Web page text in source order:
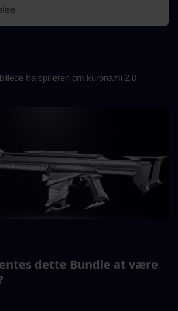
fra spilleren om kuronami 2.0
dette Bundle at være